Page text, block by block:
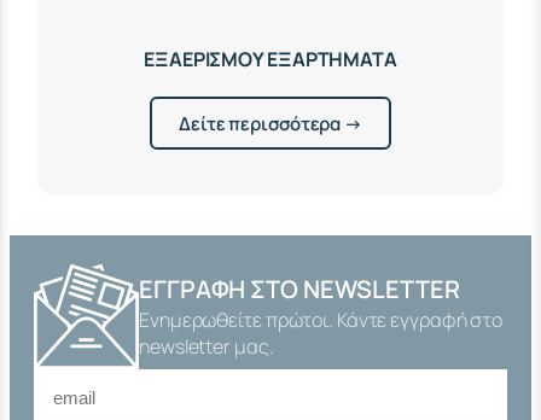
ΕΞΑΕΡΙΣΜΟΥ ΕΞΑΡΤΗΜΑΤΑ
Δείτε περισσότερα →
ΕΓΓΡΑΦΉ ΣΤΟ NEWSLETTER
Ενημερωθείτε πρώτοι. Κάντε εγγραφή στο
newsletter μας.